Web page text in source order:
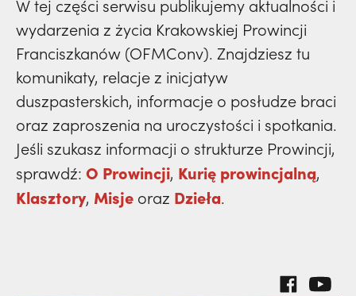
klasztory
kuria prowincjalna
ochrona małoletnich
święci
dzieła
misje
klasztory
kuria prowincjalna
ochrona małoletnich
powołanie
dzieła
misje
klasztory
kuria prowincjalna
wydarzenia
prowincja
powołanie
dzieła
misje
klasztory
polskich misjonarzy? | JESTEM,Nie
wiedziała, że żegna go na zawsze | JESTEM
W tej części serwisu publikujemy aktualności i
wydarzenia z życia Krakowskiej Prowincji
Franciszkanów (OFMConv). Znajdziesz tu
komunikaty, relacje z inicjatyw
duszpasterskich, informacje o posłudze braci
oraz zaproszenia na uroczystości i spotkania.
Jeśli szukasz informacji o strukturze Prowincji,
sprawdź: O Prowincji, Kurię prowincjalną,
Klasztory, Misje oraz Dzieła.